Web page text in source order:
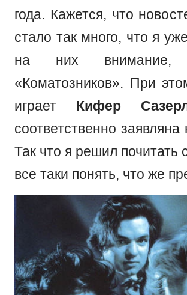
года. Кажется, что
стало так много, что я
на них внимание,
«Коматозников». При
играет Кифер
соответственно
Так что я решил
все таки понять, что же